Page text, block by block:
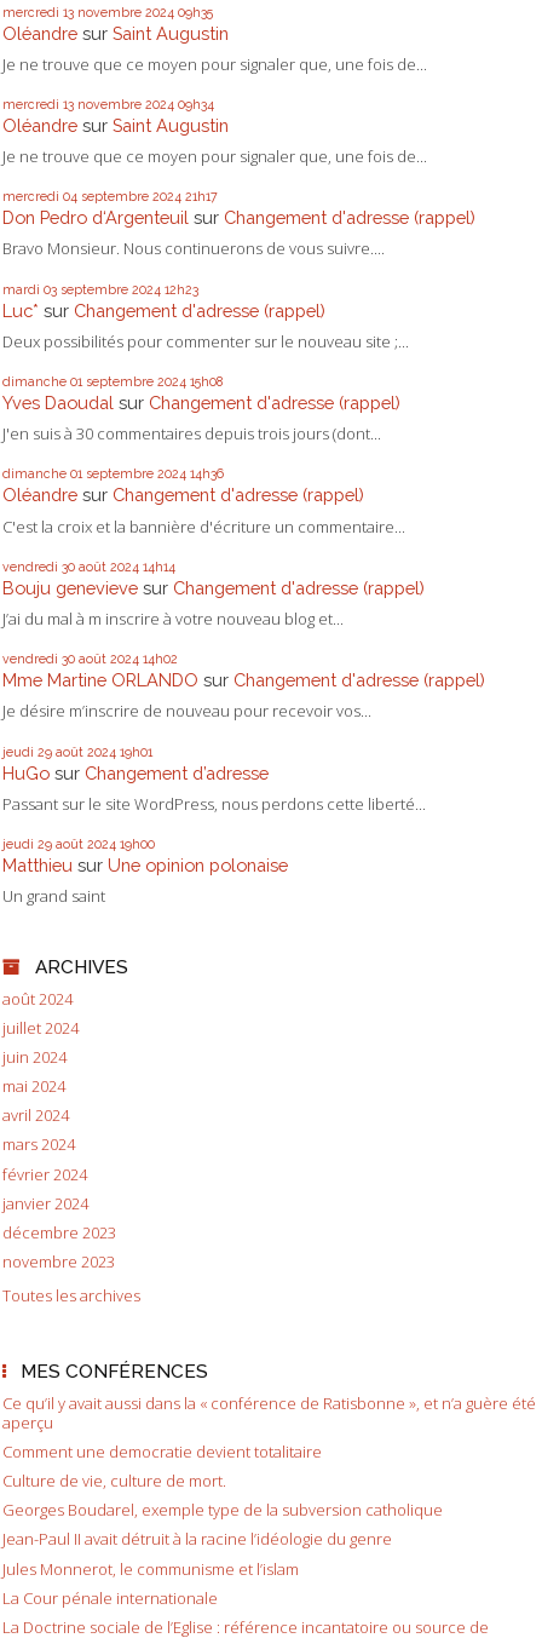
mercredi 13 novembre 2024 09h35
Oléandre sur Saint Augustin
Je ne trouve que ce moyen pour signaler que, une fois de...
mercredi 13 novembre 2024 09h34
Oléandre sur Saint Augustin
Je ne trouve que ce moyen pour signaler que, une fois de...
mercredi 04 septembre 2024 21h17
Don Pedro d‘Argenteuil sur Changement d'adresse (rappel)
Bravo Monsieur. Nous continuerons de vous suivre....
mardi 03 septembre 2024 12h23
Luc* sur Changement d'adresse (rappel)
Deux possibilités pour commenter sur le nouveau site ;...
dimanche 01 septembre 2024 15h08
Yves Daoudal sur Changement d'adresse (rappel)
J'en suis à 30 commentaires depuis trois jours (dont...
dimanche 01 septembre 2024 14h36
Oléandre sur Changement d'adresse (rappel)
C'est la croix et la bannière d'écriture un commentaire...
vendredi 30 août 2024 14h14
Bouju genevieve sur Changement d'adresse (rappel)
J’ai du mal à m inscrire à votre nouveau blog et...
vendredi 30 août 2024 14h02
Mme Martine ORLANDO sur Changement d'adresse (rappel)
Je désire m’inscrire de nouveau pour recevoir vos...
jeudi 29 août 2024 19h01
HuGo sur Changement d’adresse
Passant sur le site WordPress, nous perdons cette liberté...
jeudi 29 août 2024 19h00
Matthieu sur Une opinion polonaise
Un grand saint
ARCHIVES
août 2024
juillet 2024
juin 2024
mai 2024
avril 2024
mars 2024
février 2024
janvier 2024
décembre 2023
novembre 2023
Toutes les archives
MES CONFÉRENCES
Ce qu’il y avait aussi dans la « conférence de Ratisbonne », et n’a guère été
aperçu
Comment une democratie devient totalitaire
Culture de vie, culture de mort.
Georges Boudarel, exemple type de la subversion catholique
Jean-Paul II avait détruit à la racine l’idéologie du genre
Jules Monnerot, le communisme et l’islam
La Cour pénale internationale
La Doctrine sociale de l’Eglise : référence incantatoire ou source de